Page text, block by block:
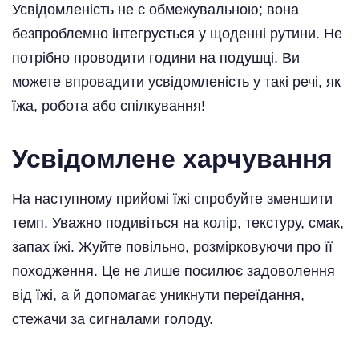
Усвідомленість не є обмежувальною; вона
безпроблемно інтегрується у щоденні рутини. Не
потрібно проводити години на подушці. Ви
можете впровадити усвідомленість у такі речі, як
їжа, робота або спілкування!
Усвідомлене харчування
На наступному прийомі їжі спробуйте зменшити
темп. Уважно подивіться на колір, текстуру, смак,
запах їжі. Жуйте повільно, розмірковуючи про її
походження. Це не лише посилює задоволення
від їжі, а й допомагає уникнути переїдання,
стежачи за сигналами голоду.